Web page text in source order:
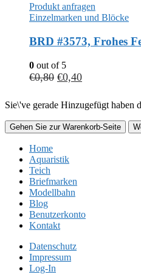
Produkt anfragen
Einzelmarken und Blöcke
BRD #3573, Frohes
0 out of 5
€0,80 €0,40
Sie\'ve gerade Hinzugefügt haben
Gehen Sie zur Warenkorb-Seite
Home
Aquaristik
Teich
Briefmarken
Modellbahn
Blog
Benutzerkonto
Kontakt
Datenschutz
Impressum
Log-In